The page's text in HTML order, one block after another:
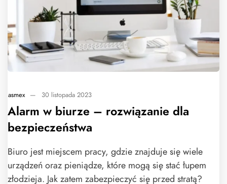
asmex — 30 listopada 2023
Alarm w biurze – rozwiązanie dla
bezpieczeństwa
Biuro jest miejscem pracy, gdzie znajduje się wiele
urządzeń oraz pieniądze, które mogą się stać łupem
złodzieja. Jak zatem zabezpieczyć się przed stratą?